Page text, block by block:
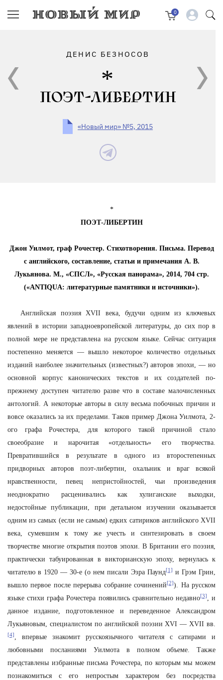
0
ДЕНИС БЕЗНОСОВ
ПОЭТ-ЛИБЕРТИН
«Новый мир» №5, 2015
*
ПОЭТ-ЛИБЕРТИН
Джон Уилмот, граф Рочестер. Стихотворения. Письма. Перевод
с английского, составление, статьи и примечания А. В.
Лукьянова. М., «СПСЛ», «Русская панорама», 2014, 704 стр.
(«ANTIQUA: литературные памятники и источники»).
Английская поэзия XVII века, будучи одним из ключевых
явлений в истории западноевропейской литературы, до сих пор в
полной мере не представлена на русском языке. Сейчас ситуация
постепенно меняется — вышло некоторое количество отдельных
изданий наиболее значительных (известных?) авторов эпохи, — но
основной корпус канонических текстов и их создателей по-
прежнему доступен читателю разве что в составе малочисленных
антологий. А некоторые авторы в силу весьма побочных причин и
вовсе оказались за их пределами. Таков пример Джона Уилмота, 2-
ого графа Рочестера, для которого такой причиной стало
своеобразие и нарочитая «отдельность» его творчества.
Превратившийся в результате в одного из второстепенных
придворных авторов поэт-либертин, охальник и враг всякой
нравственности, певец непристойностей, чьи произведения
неоднократно расценивались как хулиганские выходки,
недостойные публикации, при детальном изучении оказывается
одним из самых (если не самым) едких сатириков английского XVII
века, сумевшим к тому же учесть и синтезировать в своем
творчестве многие открытия поэтов эпохи. В Британии его поэзия,
практически табуированная в викторианскую эпоху, вернулась к
читателю в 1920 — 30-е (о нем писали Эзра Паунд[1]
и Грэм Грин,
вышло первое после перерыва собрание сочинений[2]). На русском
языке стихи графа Рочестера появились сравнительно недавно[3] , и
данное издание, подготовленное и переведенное Александром
Лукьяновым, специалистом по английской поэзии XVI — XVII вв.
[4] , впервые знакомит русскоязычного читателя с сатирами и
любовными посланиями Уилмота в полном объеме. Также
представлены избранные письма Рочестера, по которым мы можем
познакомиться с его непростым характером без посредства